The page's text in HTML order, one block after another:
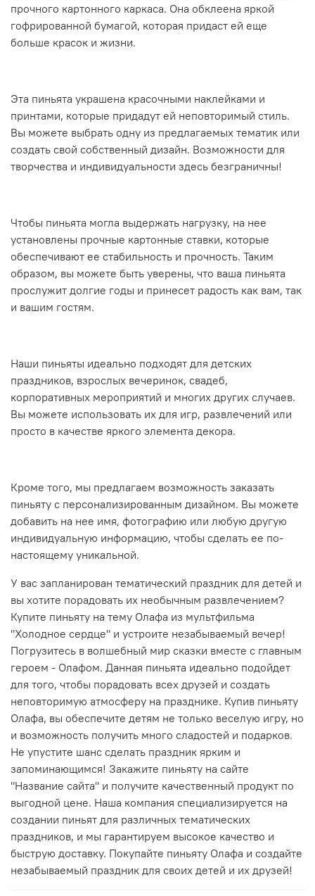
прочного картонного каркаса. Она обклеена яркой
гофрированной бумагой, которая придаст ей еще
больше красок и жизни.
Эта пиньята украшена красочными наклейками и
принтами, которые придадут ей неповторимый стиль.
Вы можете выбрать одну из предлагаемых тематик или
создать свой собственный дизайн. Возможности для
творчества и индивидуальности здесь безграничны!
Чтобы пиньята могла выдержать нагрузку, на нее
установлены прочные картонные ставки, которые
обеспечивают ее стабильность и прочность. Таким
образом, вы можете быть уверены, что ваша пиньята
прослужит долгие годы и принесет радость как вам, так
и вашим гостям.
Наши пиньяты идеально подходят для детских
праздников, взрослых вечеринок, свадеб,
корпоративных мероприятий и многих других случаев.
Вы можете использовать их для игр, развлечений или
просто в качестве яркого элемента декора.
Кроме того, мы предлагаем возможность заказать
пиньяту с персонализированным дизайном. Вы можете
добавить на нее имя, фотографию или любую другую
индивидуальную информацию, чтобы сделать ее по-
настоящему уникальной.
У вас запланирован тематический праздник для детей и
вы хотите порадовать их необычным развлечением?
Купите пиньяту на тему Олафа из мультфильма
"Холодное сердце" и устроите незабываемый вечер!
Погрузитесь в волшебный мир сказки вместе с главным
героем - Олафом. Данная пиньята идеально подойдет
для того, чтобы порадовать всех друзей и создать
неповторимую атмосферу на празднике. Купив пиньяту
Олафа, вы обеспечите детям не только веселую игру, но
и возможность получить много сладостей и подарков.
Не упустите шанс сделать праздник ярким и
запоминающимся! Закажите пиньяту на сайте
"Название сайта" и получите качественный продукт по
выгодной цене. Наша компания специализируется на
создании пиньят для различных тематических
праздников, и мы гарантируем высокое качество и
быструю доставку. Покупайте пиньяту Олафа и создайте
незабываемый праздник для своих детей и их друзей!